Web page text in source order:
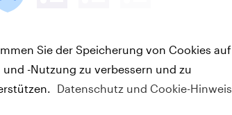
Pride: Werteorientierte
Sie der Speicherung von Cookies auf
-Nutzung zu verbessern und zu
Datenschutz und Cookie-Hinweis